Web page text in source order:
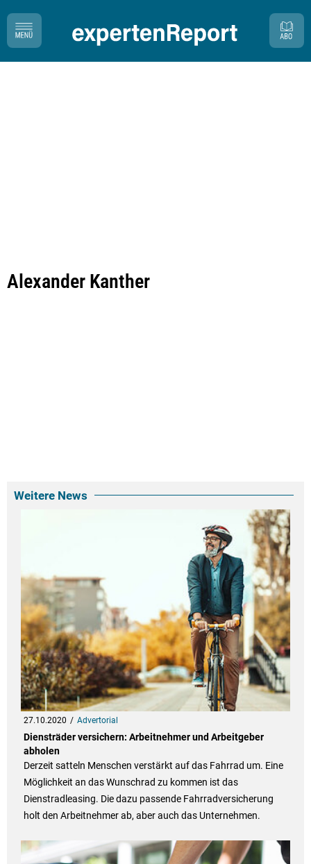
Alexander Kanther
Weitere News
27.10.2020 Advertorial
Diensträder versichern: Arbeitnehmer und Arbeitgeber
abholen
Derzeit satteln Menschen verstärkt auf das Fahrrad um. Eine
Möglichkeit an das Wunschrad zu kommen ist das
Dienstradleasing. Die dazu passende Fahrradversicherung
holt den Arbeitnehmer ab, aber auch das Unternehmen.